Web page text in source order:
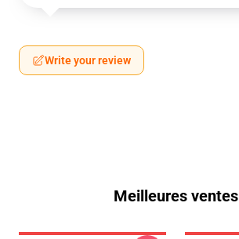
Write your review
Meilleures ventes